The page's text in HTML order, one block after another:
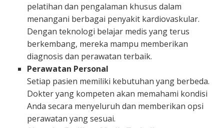
pelatihan dan pengalaman khusus dalam
menangani berbagai penyakit kardiovaskular.
Dengan teknologi belajar medis yang terus
berkembang, mereka mampu memberikan
diagnosis dan perawatan terbaik.
Perawatan Personal
Setiap pasien memiliki kebutuhan yang berbeda.
Dokter yang kompeten akan memahami kondisi
Anda secara menyeluruh dan memberikan opsi
perawatan yang sesuai.